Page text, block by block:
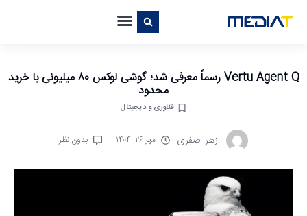
Vertu Agent Q رسماً معرفی شد؛ گوشی لوکس ۸۰ میلیونی با خرید
محدود
فناوری و دیجیتال
زهرا صفری مهر ۲۶, ۱۴۰۴ بدون نظر